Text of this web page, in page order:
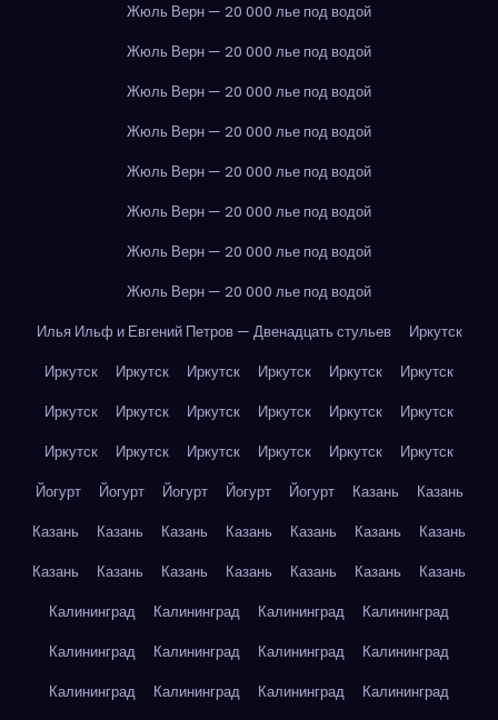
Жюль Верн — 20 000 лье под водой
Жюль Верн — 20 000 лье под водой
Жюль Верн — 20 000 лье под водой
Жюль Верн — 20 000 лье под водой
Жюль Верн — 20 000 лье под водой
Жюль Верн — 20 000 лье под водой
Жюль Верн — 20 000 лье под водой
Жюль Верн — 20 000 лье под водой
Илья Ильф и Евгений Петров — Двенадцать стульев
Иркутск
Иркутск
Иркутск Иркутск Иркутск Иркутск
Иркутск
Иркутск
Иркутск Иркутск Иркутск Иркутск
Иркутск
Иркутск
Иркутск Иркутск Иркутск Иркутск
Иркутск
Йогурт
Йогурт Йогурт Йогурт Йогурт Казань
Казань
Казань
Казань Казань Казань Казань Казань
Казань
Казань
Казань Казань Казань Казань Казань
Казань
Калининград
Калининград Калининград
Калининград
Калининград
Калининград Калининград
Калининград
Калининград
Калининград Калининград
Калининград